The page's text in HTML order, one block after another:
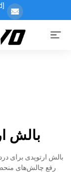
[email protected]
بالش
بالش ارتوپدی برای
رفع چالش‌های